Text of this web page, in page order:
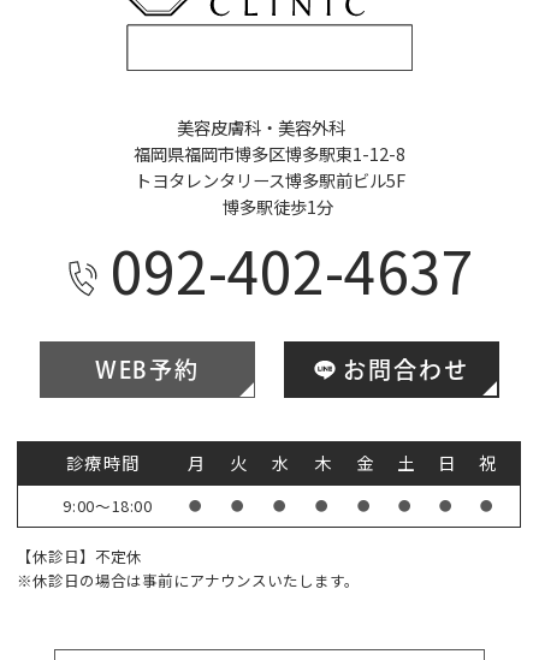
美容皮膚科・美容外科
福岡県福岡市博多区博多駅東1-12-8
トヨタレンタリース博多駅前ビル5F
博多駅徒歩1分
092-402-4637
WEB予約 お問合わせ
診療時間 月 火 水 木 金 土 日 祝
9:00～18:00 ● ● ● ● ● ● ● ●
【休診日】不定休
※休診日の場合は事前にアナウンスいたします。